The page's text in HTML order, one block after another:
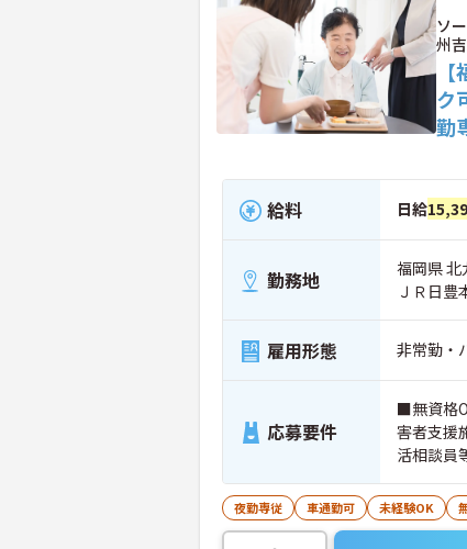
ソ
州
ク
勤
給料 日給
勤務地
福岡県
ＪＲ日豊
雇用形態 非常勤・
応募要件
■無資格
害者支援
活相談員
夜勤専従 車通勤可 未経験OK